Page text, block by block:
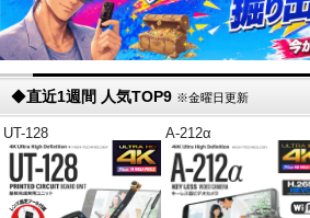
◆直近1週間 人気TOP9 ※金曜日更新
UT-128 A-212α